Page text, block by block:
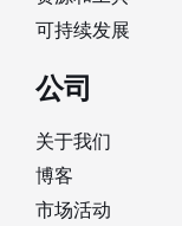
可持续发展
公司
关于我们
博客
市场活动